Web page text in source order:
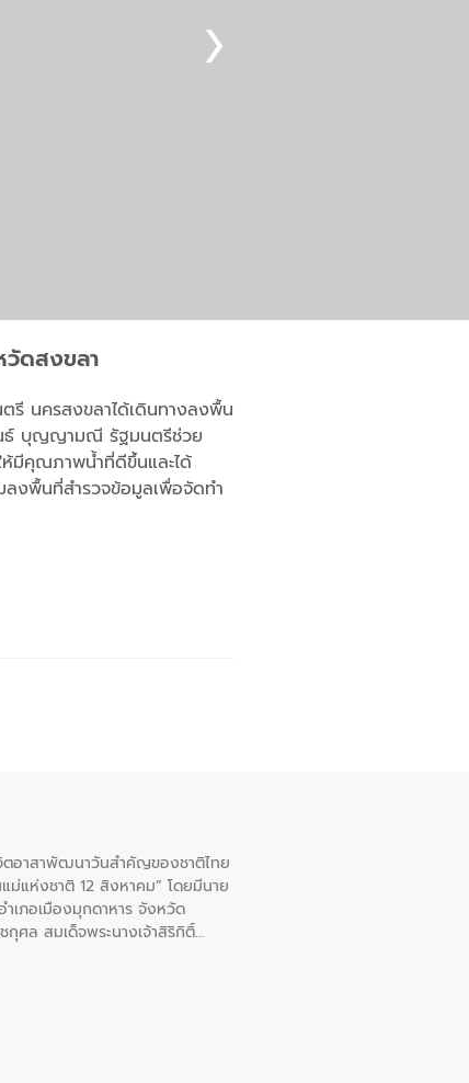
ดสงขลา
รี นครสงขลาได้เดินทางลงพื้น
บุญญามณี รัฐมนตรีช่วย
ห้มีคุณภาพน้ำที่ดีขึ้นและได้
ลงพื้นที่สำรวจข้อมูลเพื่อจัดทำ
ตอาสาพัฒนาวันสําคัญของชาติไทย
ม่แห่งชาติ 12 สิงหาคม” โดยมีนาย
เภอเมืองมุกดาหาร จังหวัด
กุศล สมเด็จพระนางเจ้าสิริกิติ์